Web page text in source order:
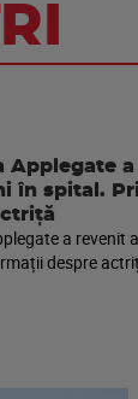
Applegate
în spital.
a revenit
despre